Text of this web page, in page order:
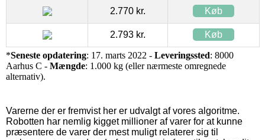
2.770 kr. Køb
2.793 kr. Køb
*Seneste opdatering: 17. marts 2022 - Leveringssted: 8000
Aarhus C - Mængde: 1.000 kg (eller nærmeste omregnede
alternativ).
Varerne der er fremvist her er udvalgt af vores algoritme.
Robotten har nemlig kigget millioner af varer for at kunne
præsentere de varer der mest muligt relaterer sig til